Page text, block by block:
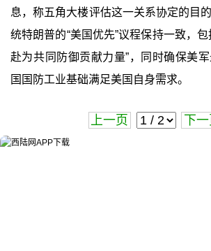
息，称五角大楼评估这一关系协定的目
统特朗普的“美国优先”议程保持一致，
赴为共同防御贡献力量”，同时确保美
国国防工业基础满足美国自身需求。
上一页 下